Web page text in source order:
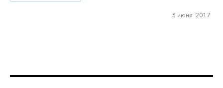
3 июня 2017